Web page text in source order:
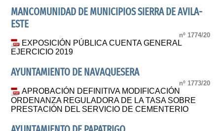
MANCOMUNIDAD DE MUNICIPIOS SIERRA DE AVILA-
ESTE
nº 1774/20
EXPOSICIÓN PÚBLICA CUENTA GENERAL
EJERCICIO 2019
AYUNTAMIENTO DE NAVAQUESERA
nº 1773/20
APROBACIÓN DEFINITIVA MODIFICACIÓN
ORDENANZA REGULADORA DE LA TASA SOBRE
PRESTACIÓN DEL SERVICIO DE CEMENTERIO